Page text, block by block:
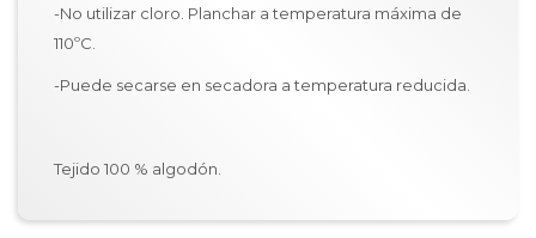
-No utilizar cloro. Planchar a temperatura máxima de
110ºC.
-Puede secarse en secadora a temperatura reducida.
Tejido 100 % algodón.